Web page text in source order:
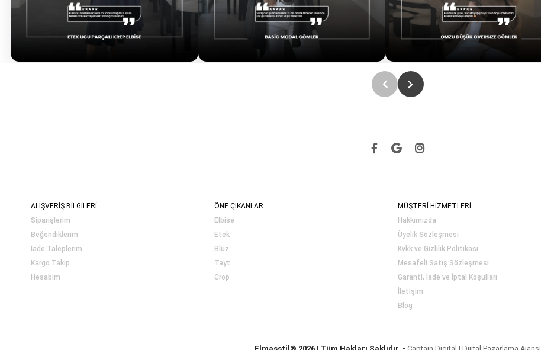
ALIŞVERİŞ BİLGİLERİ
Siparişlerim
Beğendiklerim
İade Taleplerim
Kargo Takip
Hesabım
ÖNE ÇIKANLAR
Elbise
Etek
Bluz
Tayt
Crop
MÜŞTERİ HİZMETLERİ
Hakkımızda
Üyelik Sözleşmesi
Kvkk ve Gizlilik Politikası
Mesafeli Satış Sözleşmesi
Garanti, İade ve İptal Koşulları
İletişim
Blog